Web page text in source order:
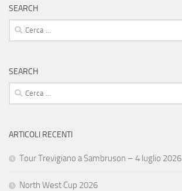
SEARCH
Ricerca
per:
SEARCH
Ricerca
per:
ARTICOLI RECENTI
Tour Trevigiano a Sambruson – 4 luglio 2026
North West Cup 2026